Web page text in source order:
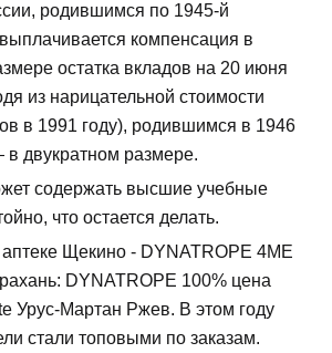
родившимся по 1945-й
компенсация в
остатка вкладов на 20 июня
из нарицательной стоимости
в 1991 году), родившимся в 1946
двукратном размере.
содержать высшие учебные
что остается делать.
Щекино - DYNATROPE 4ME
DYNATROPE 100% цена
Урус-Мартан Ржев. В этом году
стали топовыми по заказам.